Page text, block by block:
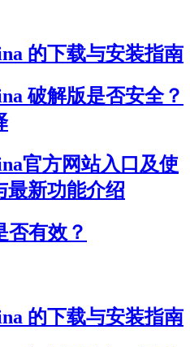
的下载与安装指南
破解版是否安全？
官方网站入口及使
最新功能介绍
否有效？
的下载与安装指南